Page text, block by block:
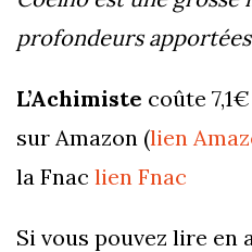
profondeurs apportées
L’Achimiste coûte
sur Amazon (lien
la Fnac lien Fnac
Si vous pouvez lire en